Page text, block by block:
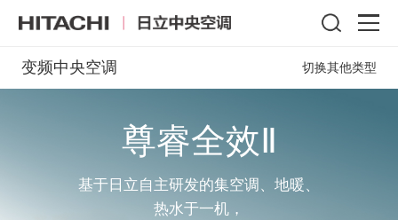
尊睿全效Ⅱ
基于日立自主研发的集空调、地暖、
热水于一机，
变频中央空调 切换其他类型